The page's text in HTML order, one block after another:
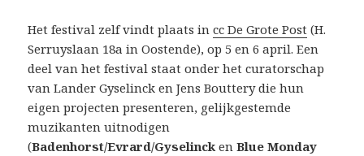
Het festival zelf vindt plaats incc De Grote Post (H.
Serruyslaan 18a in Oostende), op 5 en 6 april. Een
deel van het festival staat onder het curatorschap
van Lander Gyselinck en Jens Bouttery die hun
eigen projecten presenteren, gelijkgestemde
muzikanten uitnodigen
(Badenhorst/Evrard/GyselinckenBlue Monday